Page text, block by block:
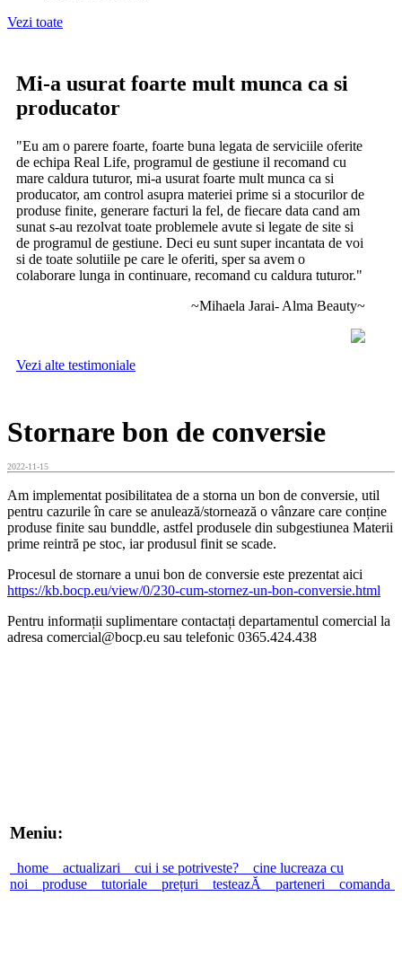
Vezi toate
Mi-a usurat foarte mult munca ca si
producator
"Eu am o parere foarte, foarte buna legata de serviciile oferite
de echipa Real Life, programul de gestiune il recomand cu
mare caldura tuturor, mi-a usurat foarte mult munca ca si
producator, am control asupra materiei prime si a stocurilor de
produse finite, generare facturi la fel, de fiecare data cand am
sunat s-au rezolvat toate problemele avute si legate de site si
de programul de gestiune. Deci eu sunt super incantata de voi
si de toate solutiile pe care le oferiti, sper sa avem o
colaborare lunga in continuare, recomand cu caldura tuturor."
~Mihaela Jarai- Alma Beauty~
Vezi alte testimoniale
Stornare bon de conversie
2022-11-15
Am implementat posibilitatea de a storna un bon de conversie, util
pentru cazurile în care se anulează/stornează o vânzare care conține
produse finite sau bunddle, astfel produsele din subgestiunea Materii
prime reintră pe stoc, iar produsul finit se scade.
Procesul de stornare a unui bon de conversie este prezentat aici
https://kb.bocp.eu/view/0/230-cum-stornez-un-bon-conversie.html
Pentru informații suplimentare contactați departamentul comercial la
adresa comercial@bocp.eu sau telefonic 0365.424.438
Meniu:
home actualizari cui i se potriveste?
cine lucreaza cu
noi
produse tutoriale prețuri testeazĂ parteneri comanda